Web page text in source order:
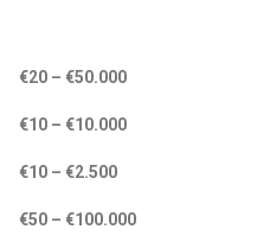
€20 – €50.000
€10 – €10.000
€10 – €2.500
€50 – €100.000